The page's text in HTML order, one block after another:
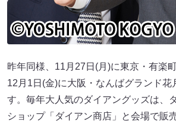
昨年同様、11月27日(月)に東京・有楽
12月1日(金)に大阪・なんばグランド花
す。毎年大人気のダイアングッズは、
ショップ「ダイアン商店」と会場で販